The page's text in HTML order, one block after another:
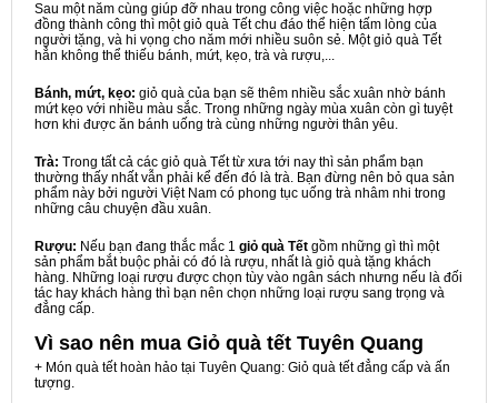
Sau một năm cùng giúp đỡ nhau trong công việc hoặc những hợp
đồng thành công thì một giỏ quà Tết chu đáo thể hiện tấm lòng của
người tặng, và hi vọng cho năm mới nhiều suôn sẻ. Một giỏ quà Tết
hẳn không thể thiếu bánh, mứt, kẹo, trà và rượu,...
Bánh, mứt, kẹo: giỏ quà của bạn sẽ thêm nhiều sắc xuân nhờ bánh
mứt kẹo với nhiều màu sắc. Trong những ngày mùa xuân còn gì tuyệt
hơn khi được ăn bánh uống trà cùng những người thân yêu.
Trà: Trong tất cả các giỏ quà Tết từ xưa tới nay thì sản phẩm bạn
thường thấy nhất vẫn phải kể đến đó là trà. Bạn đừng nên bỏ qua sản
phẩm này bởi người Việt Nam có phong tục uống trà nhâm nhi trong
những câu chuyện đầu xuân.
Rượu: Nếu bạn đang thắc mắc 1 giỏ quà Tết gồm những gì thì một
sản phẩm bắt buộc phải có đó là rượu, nhất là giỏ quà tặng khách
hàng. Những loại rượu được chọn tùy vào ngân sách nhưng nếu là đối
tác hay khách hàng thì bạn nên chọn những loại rượu sang trọng và
đẳng cấp.
Vì sao nên mua Giỏ quà tết Tuyên Quang
+ Món quà tết hoàn hảo tại Tuyên Quang: Giỏ quà tết đẳng cấp và ấn
tượng.